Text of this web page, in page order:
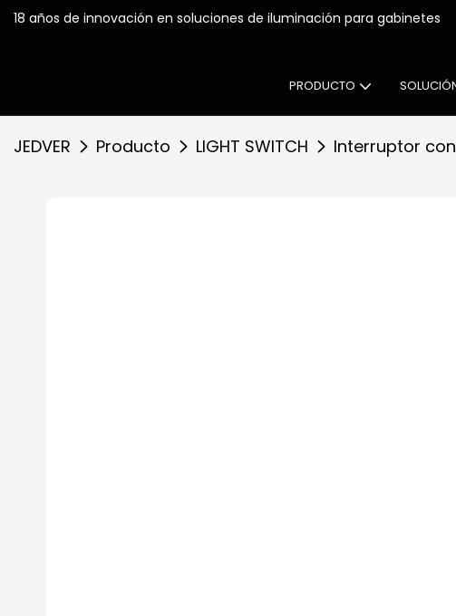
18 años de innovación en soluciones
PRODUCTO
JEDVER Producto LIGHT SWITCH Interruptor con